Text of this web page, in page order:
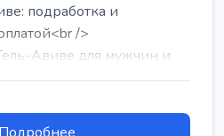
подработка и
/>
Авиве для мужчин и